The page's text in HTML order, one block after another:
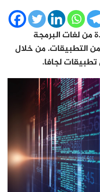
من لغات البرمجة
الشائعة التي تحتوي على عدد n من التطبيقات. من خلال
لجافا.